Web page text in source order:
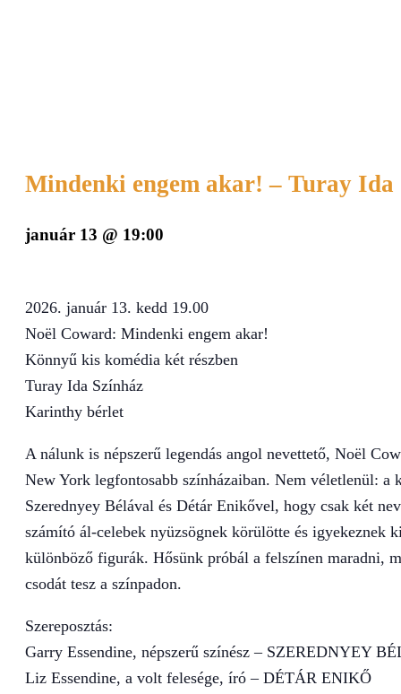
Mindenki engem akar! – Turay Ida
január 13 @ 19:00
2026. január 13. kedd 19.00
Noël Coward: Mindenki engem akar!
Könnyű kis komédia két részben
Turay Ida Színház
Karinthy bérlet
A nálunk is népszerű legendás angol nevettető, Noël
New York legfontosabb színházaiban. Nem véletlenül:
Szerednyey Bélával és Détár Enikővel, hogy csak két
számító ál-celebek nyüzsögnek körülötte és igyekeznek
különböző figurák. Hősünk próbál a felszínen maradni,
csodát tesz a színpadon.
Szereposztás:
Garry Essendine, népszerű színész – SZEREDNYEY
Liz Essendine, a volt felesége, író – DÉTÁR ENIKŐ